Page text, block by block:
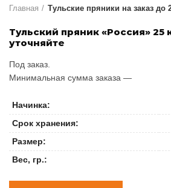
Главная Тульские пряники на заказ до
Тульский пряник «Россия» 25
уточняйте
Под заказ.
Минимальная сумма заказа —
Начинка:
Срок хранения:
Размер:
Вес, гр.: